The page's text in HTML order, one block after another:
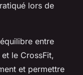
lors de
entre
le CrossFit,
et permettre